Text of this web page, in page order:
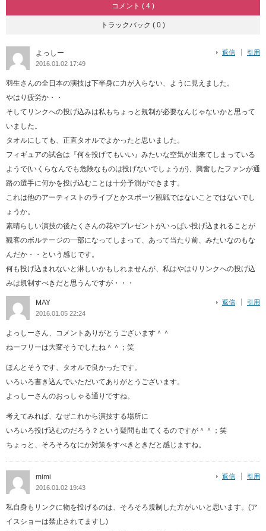
コメント ( 4 )
トラックバック ( 0 )
よっしー
2016.01.02 17:49
返信 引用
羽生さんの全日本の演技は下半身に力が入らない、ように見えました。
やはり疲労か・・
そしてリンクへの投げ込みは私もちょっと規制が必要なんじゃないかと思って
いました。
タオルにしても、正直タオルでよかったと思いました。
フィギュアの試合は『何を投げてもいい』みたいな空気が出来てしまっている
ようで(いくらなんでも危険なものは投げないでしょうが)、興奮したファンが通
路の選手に何かを投げ込むことは十分予測ができます。
これは他のアーティストのライブとかスポーツ観戦ではないことではないでし
ょうか。
素晴らしい演技の後たくさんの花やプレゼントがいっぱい投げ込まれることが
観客のボルテージの一部になってしまって、あって当たり前、みたいなのもな
んだか・・という感じです。
何も投げ込まれないと淋しいかもしれませんが、私はやはりリンクへの投げ込
みは規制すべきだと思うんですが・・・
MAY
2016.01.05 22:24
返信 引用
よっしーさん、コメントありがとうございます＾＾
ねーフリーは大変そうでしたね＾＾；笑
ほんとそうです、タオルで良かったです。
いろいろ書き込んでいただいてありがとうございます。
よっしーさんのおっしゃる通りですね。
考えてみれば、なぜこれから演技する場所に
いろいろ投げ込むのだろう？という疑問も出てくるのですが＾＾；笑
ちょっと、そろそろなにか対策をすべきときだと感じますね。
mimi
2016.01.02 19:43
返信 引用
私自身もリンクに物を投げるのは、そろそろ規制した方がいいと思います。(ア
イスショーは禁止されてますし)